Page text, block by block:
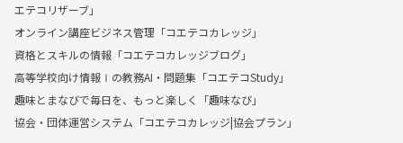
エテコリザーブ」
オンライン講座ビジネス管理「コエテコカレッジ」
資格とスキルの情報「コエテコカレッジブログ」
高等学校向け情報Ⅰの教務AI・問題集「コエテコStudy」
趣味とまなびで毎日を、もっと楽しく「趣味なび」
協会・団体運営システム「コエテコカレッジ|協会プラン」